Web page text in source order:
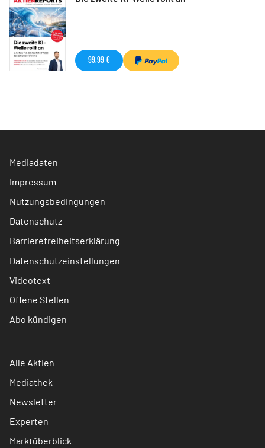
99,99 €
Mediadaten
Impressum
Nutzungsbedingungen
Datenschutz
Barrierefreiheitserklärung
Datenschutzeinstellungen
Videotext
Offene Stellen
Abo kündigen
Alle Aktien
Mediathek
Newsletter
Experten
Marktüberblick